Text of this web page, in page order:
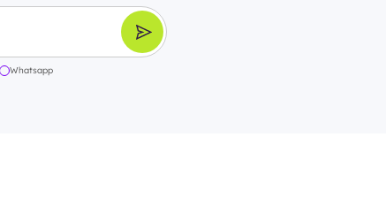
Whatsapp